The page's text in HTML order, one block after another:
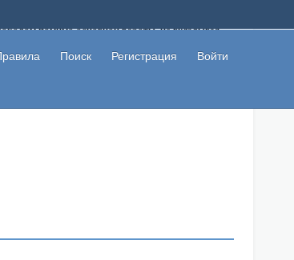
помимо основной работы, не вкладывая
на развод. Вы сможете начать зарабатывать
не заставит себя долго ждать.
Поиск Регистрация Войти